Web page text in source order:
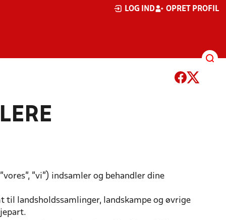
LOG IND OPRET PROFIL
"vi") indsamler og behandler dine
landsholdssamlinger, landskampe og øvrige